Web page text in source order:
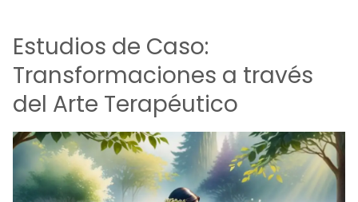
Estudios de Caso:
Transformaciones a través
del Arte Terapéutico